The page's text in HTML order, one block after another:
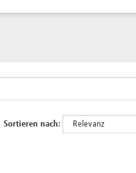
Sortieren nach